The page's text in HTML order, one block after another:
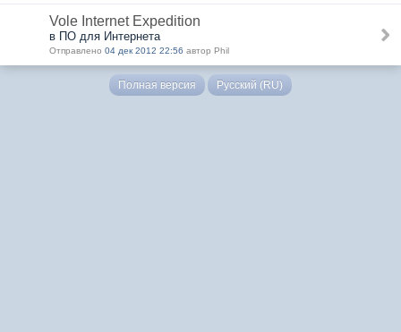
Vole Internet Expedition
в ПО для Интернета
Отправлено 04 дек 2012 22:56 автор Phil
Полная версия Русский (RU)